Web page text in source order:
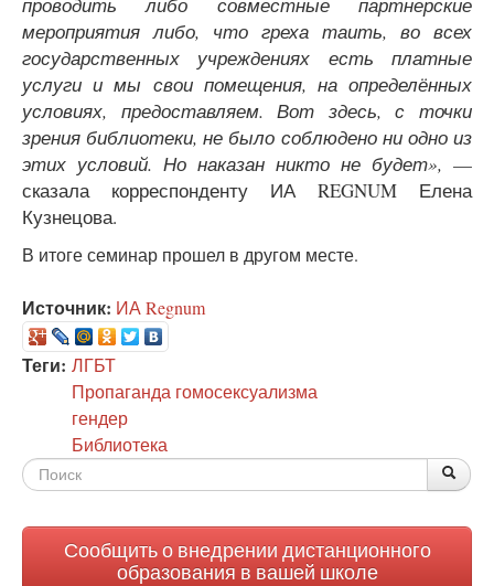
мероприятия либо, что греха таить, во всех
государственных учреждениях есть платные
услуги и мы свои помещения, на определённых
условиях, предоставляем. Вот здесь, с точки
зрения библиотеки, не было соблюдено ни одно из
этих условий. Но наказан никто не будет», —
сказала корреспонденту ИА REGNUM Елена
Кузнецова.
В итоге семинар прошел в другом месте.
Источник: ИА Regnum
Теги: ЛГБТ
Пропаганда гомосексуализма
гендер
Библиотека
Форма
Сообщить о внедрении дистанционного
образования в вашей школе